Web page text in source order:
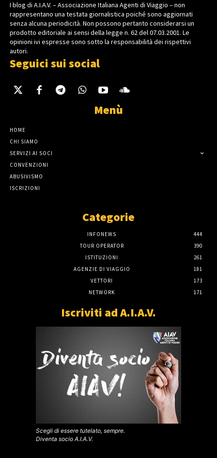
I blog di A.I.A.V. – Associazione Italiana Agenti di Viaggio – non
rappresentano una testata giornalistica poiché sono aggiornati
senza alcuna periodicità. Non possono pertanto considerarsi un
prodotto editoriale ai sensi della legge n. 62 del 07.03.2001. Le
opinioni ivi espresse sono sotto la responsabilità dei rispettivi
autori.
Seguici sui social
Menù
HOME
CHI SIAMO
SERVIZI AI SOCI
CONVENZIONI
ABUSIVISMO
ISCRIZIONI
Categorie
INFONEWS
444
TOUR OPERATOR
390
ISTITUZIONI
261
AGENZIE DI VIAGGIO
181
VETTORI
173
NETWORK
171
Iscriviti ad A.I.A.V.
Scegli di essere tutelato, sempre.
Diventa socio A.I.A.V.